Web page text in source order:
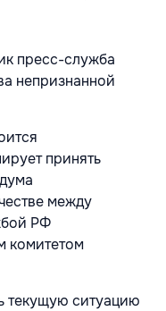
пресс-служба
непризнанной
принять
между
РФ
комитетом
текущую ситуацию